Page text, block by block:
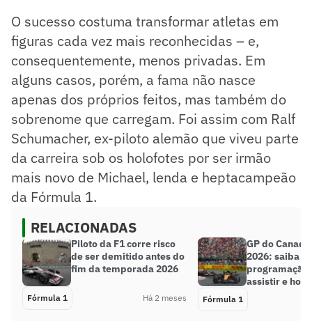
O sucesso costuma transformar atletas em
figuras cada vez mais reconhecidas – e,
consequentemente, menos privadas. Em
alguns casos, porém, a fama não nasce
apenas dos próprios feitos, mas também do
sobrenome que carregam. Foi assim com Ralf
Schumacher, ex-piloto alemão que viveu parte
da carreira sob os holofotes por ser irmão
mais novo de Michael, lenda e heptacampeão
da Fórmula 1.
RELACIONADAS
Piloto da F1 corre risco
de ser demitido antes do
fim da temporada 2026
Fórmula 1 Há 2 meses
GP do
2026: saiba
assistir e
Fórmula 1